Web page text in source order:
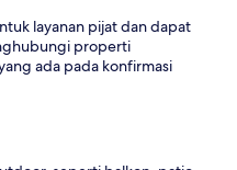
layanan pijat dan dapat
properti
ada pada konfirmasi